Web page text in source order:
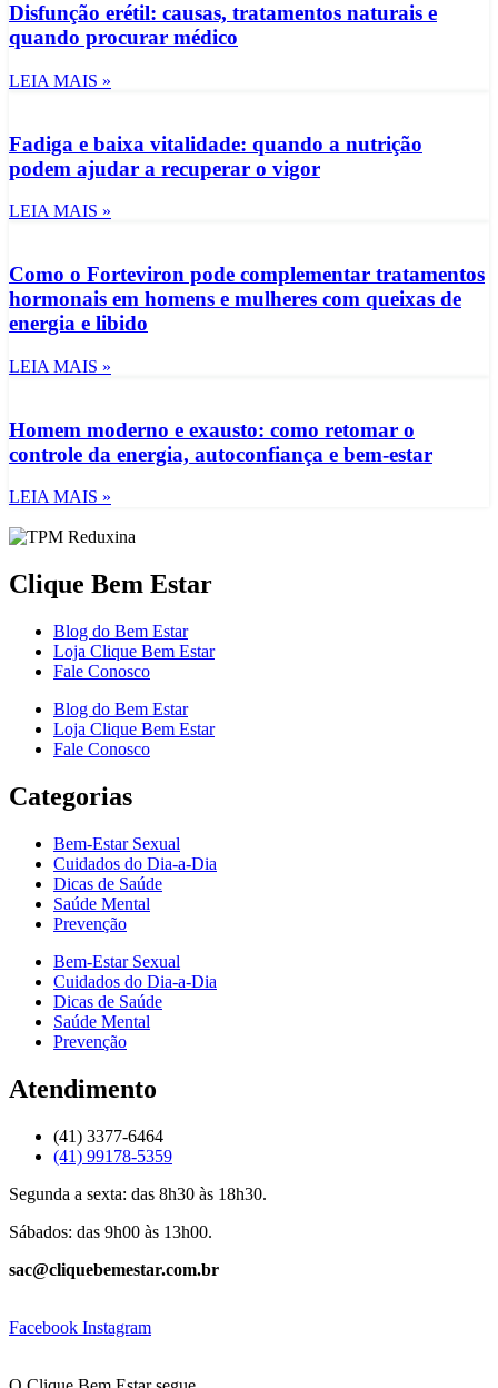
Disfunção erétil: causas, tratamentos naturais e
quando procurar médico
LEIA MAIS »
Fadiga e baixa vitalidade: quando a nutrição
podem ajudar a recuperar o vigor
LEIA MAIS »
Como o Forteviron pode complementar tratamentos
hormonais em homens e mulheres com queixas de
energia e libido
LEIA MAIS »
Homem moderno e exausto: como retomar o
controle da energia, autoconfiança e bem-estar
LEIA MAIS »
Clique Bem Estar
Blog do Bem Estar
Loja Clique Bem Estar
Fale Conosco
Blog do Bem Estar
Loja Clique Bem Estar
Fale Conosco
Categorias
Bem-Estar Sexual
Cuidados do Dia-a-Dia
Dicas de Saúde
Saúde Mental
Prevenção
Bem-Estar Sexual
Cuidados do Dia-a-Dia
Dicas de Saúde
Saúde Mental
Prevenção
Atendimento
(41) 3377-6464
(41) 99178-5359
Segunda a sexta: das 8h30 às 18h30.
Sábados: das 9h00 às 13h00.
sac@cliquebemestar.com.br
Facebook Instagram